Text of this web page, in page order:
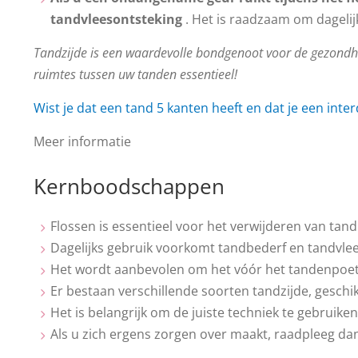
tandvleesontsteking. Het is raadzaam om
Tandzijde is een waardevolle bondgenoot voor de
ruimtes tussen uw tanden essentieel!
Wist je dat een tand 5 kanten heeft en dat je een
Meer informatie
Kernboodschappen
Flossen is essentieel voor het verwijderen van
Dagelijks gebruik voorkomt tandbederf en
Het wordt aanbevolen om het vóór het
Er bestaan ​​verschillende soorten tandzijde,
Het is belangrijk om de juiste techniek te
Als u zich ergens zorgen over maakt, raadpleeg